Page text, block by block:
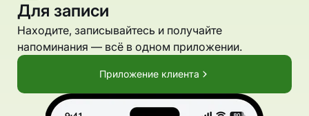
Для записи
Находите, записывайтесь и получайте
напоминания — всё в одном приложении.
Приложение клиента